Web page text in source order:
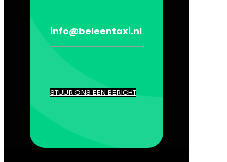
info@beleentaxi.nl
STUUR ONS EEN BERICHT